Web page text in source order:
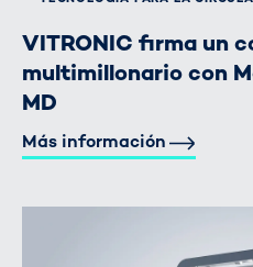
VITRONIC firma un
multimillonario con
MD
Más información